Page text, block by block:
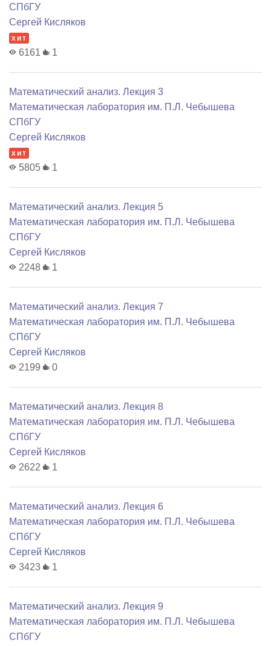
СПбГУ
Сергей Кисляков
хит
6161 1
Математический анализ. Лекция 3
Математичеcкая лаборатория им. П.Л. Чебышева
СПбГУ
Сергей Кисляков
хит
5805 1
Математический анализ. Лекция 5
Математичеcкая лаборатория им. П.Л. Чебышева
СПбГУ
Сергей Кисляков
2248
1
Математический анализ. Лекция 7
Математичеcкая лаборатория им. П.Л. Чебышева
СПбГУ
Сергей Кисляков
2199
0
Математический анализ. Лекция 8
Математичеcкая лаборатория им. П.Л. Чебышева
СПбГУ
Сергей Кисляков
2622
1
Математический анализ. Лекция 6
Математичеcкая лаборатория им. П.Л. Чебышева
СПбГУ
Сергей Кисляков
3423
1
Математический анализ. Лекция 9
Математичеcкая лаборатория им. П.Л. Чебышева
СПбГУ